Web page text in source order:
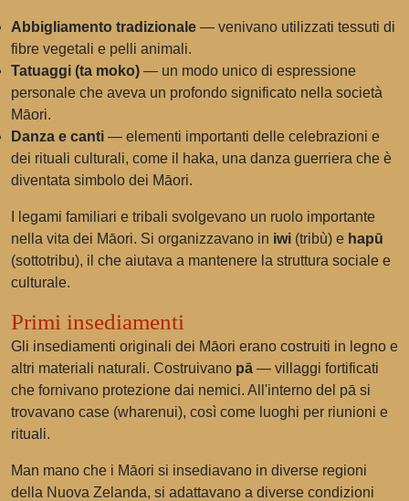
Abbigliamento tradizionale — venivano utilizzati tessuti di
fibre vegetali e pelli animali.
Tatuaggi (ta moko) — un modo unico di espressione
personale che aveva un profondo significato nella società
Māori.
Danza e canti — elementi importanti delle celebrazioni e
dei rituali culturali, come il haka, una danza guerriera che è
diventata simbolo dei Māori.
I legami familiari e tribali svolgevano un ruolo importante
nella vita dei Māori. Si organizzavano in iwi (tribù) e hapū
(sottotribu), il che aiutava a mantenere la struttura sociale e
culturale.
Primi insediamenti
Gli insediamenti originali dei Māori erano costruiti in legno e
altri materiali naturali. Costruivano pā — villaggi fortificati
che fornivano protezione dai nemici. All'interno del pā si
trovavano case (wharenui), così come luoghi per riunioni e
rituali.
Man mano che i Māori si insediavano in diverse regioni
della Nuova Zelanda, si adattavano a diverse condizioni